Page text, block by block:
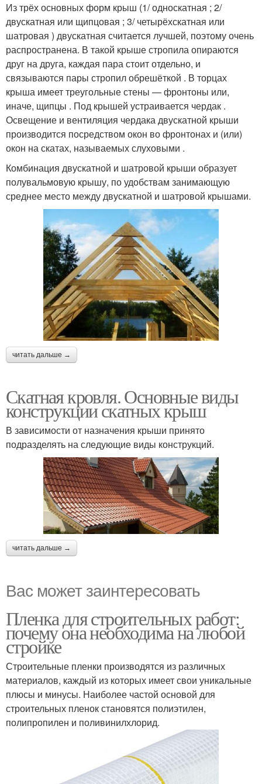
Из трёх основных форм крыш (1/ односкатная ; 2/
двускатная или щипцовая ; 3/ четырёхскатная или
шатровая ) двускатная считается лучшей, поэтому очень
распространена. В такой крыше стропила опираются
друг на друга, каждая пара стоит отдельно, и
связываются пары стропил обрешёткой . В торцах
крыша имеет треугольные стены — фронтоны или,
иначе, щипцы . Под крышей устраивается чердак .
Освещение и вентиляция чердака двускатной крыши
производится посредством окон во фронтонах и (или)
окон на скатах, называемых слуховыми .
Комбинация двускатной и шатровой крыши образует
полувальмовую крышу, по удобствам занимающую
среднее место между двускатной и шатровой крышами.
читать дальше →
Скатная кровля. Основные виды
конструкции скатных крыш
В зависимости от назначения крыши принято
подразделять на следующие виды конструкций.
читать дальше →
Вас может заинтересовать
Пленка для строительных работ:
почему она необходима на любой
стройке
Строительные пленки производятся из различных
материалов, каждый из которых имеет свои уникальные
плюсы и минусы. Наиболее частой основой для
строительных пленок становятся полиэтилен,
полипропилен и поливинилхлорид.